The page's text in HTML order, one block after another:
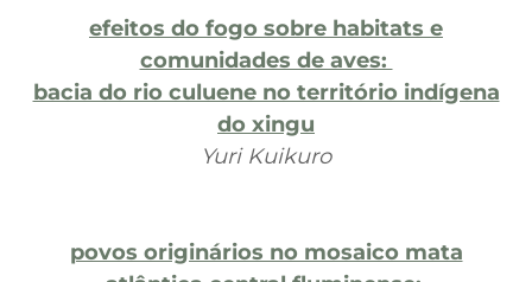
efeitos do fogo sobre habitats e
comunidades de aves:
bacia do rio culuene no território indígena
do xingu
Yuri Kuikuro
povos originários no mosaico mata